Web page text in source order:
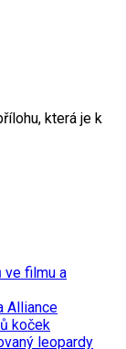
která je k
ve filmu a
Alliance
koček
leopardy